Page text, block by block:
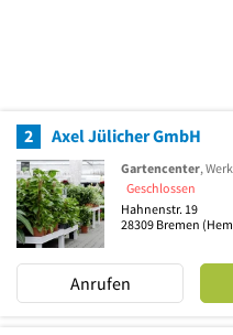
2 Axel Jülicher GmbH
Gartencenter,
Geschlossen
Hahnenstr. 19
28309 Bremen
Anrufen